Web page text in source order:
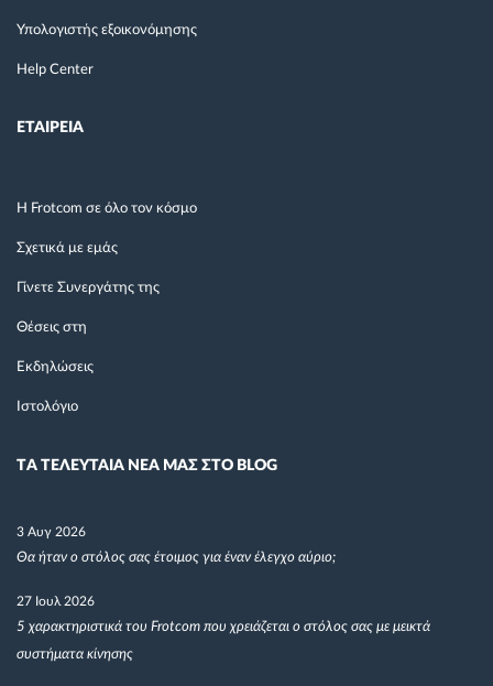
Υπολογιστής εξοικονόμησης
Help Center
ΕΤΑΙΡΕΙΑ
Η Frotcom σε όλο τον κόσμο
Σχετικά με εμάς
Γίνετε Συνεργάτης της
Θέσεις στη
Εκδηλώσεις
Ιστολόγιο
TΑ ΤΕΛΕΥΤΑΙΑ ΝΕΑ ΜΑΣ ΣΤΟ BLOG
3 Αυγ 2026
Θα ήταν ο στόλος σας έτοιμος για έναν έλεγχο αύριο;
27 Ιουλ 2026
5 χαρακτηριστικά του Frotcom που χρειάζεται ο στόλος σας με μεικτά
συστήματα κίνησης